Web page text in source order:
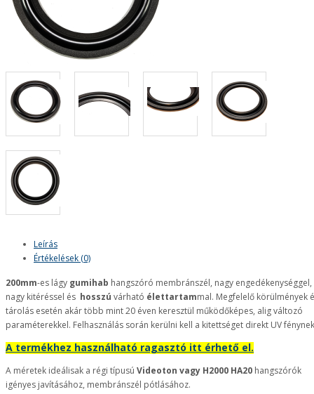
Leírás
Értékelések (0)
200mm-es lágy gumihab hangszóró membránszél, nagy engedékenységgel,
nagy kitéréssel és hosszú várható élettartammal. Megfelelő körülmények
tárolás esetén akár több mint 20 éven keresztül működőképes, alig változó
paraméterekkel. Felhasználás során kerülni kell a kitettséget direkt UV
A termékhez használható ragasztó itt érhető el.
A méretek ideálisak a régi típusú Videoton vagy H2000 HA20 hangszórók
igényes javításához, membránszél pótlásához.